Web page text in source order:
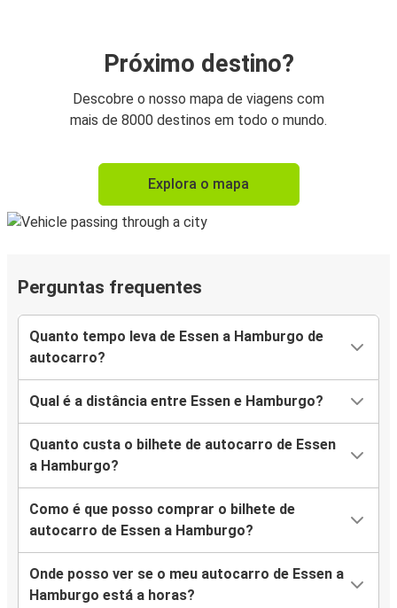
Próximo destino?
Descobre o nosso mapa de viagens com
mais de 8000 destinos em todo o mundo.
Explora o mapa
Perguntas frequentes
Quanto tempo leva de Essen a Hamburgo de
autocarro?
Qual é a distância entre Essen e Hamburgo?
Quanto custa o bilhete de autocarro de Essen
a Hamburgo?
Como é que posso comprar o bilhete de
autocarro de Essen a Hamburgo?
Onde posso ver se o meu autocarro de Essen a
Hamburgo está a horas?